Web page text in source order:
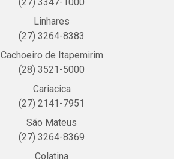
Linhares
(27) 3264-8383
Cachoeiro de Itapemirim
(28) 3521-5000
Cariacica
(27) 2141-7951
São Mateus
(27) 3264-8369
Colatina